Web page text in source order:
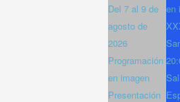
Del 7 al 9 de
agosto de
2026
Programación
en imagen
Presentación
en